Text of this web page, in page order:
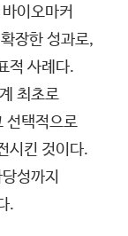
이오마커
장한 성과로,
적 사례다.
최초로
선택적으로
시킨 것이다.
성까지
.